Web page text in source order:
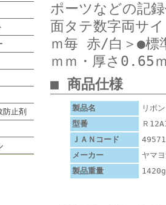
止剤
ポーツなどの記
面タテ数字両サ
ｍ毎 赤/白＞●標
ｍｍ・厚さ0.65
■ 商品仕様
製品名
リボ
型番
Ｒ
ＪＡＮコード
メーカー
ヤマ
製品重量
1420g